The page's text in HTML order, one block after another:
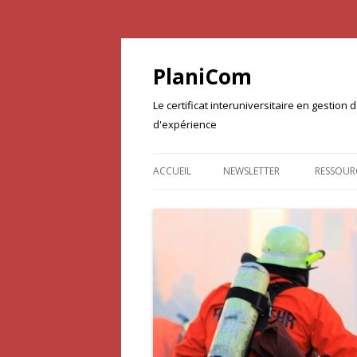
PlaniCom
Le certificat interuniversitaire en gestion
d'expérience
ACCUEIL NEWSLETTER